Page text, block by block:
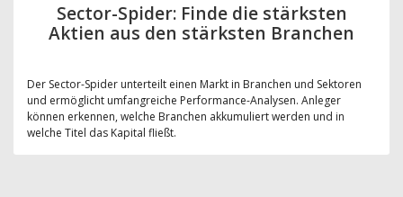
Sector-Spider: Finde die stärksten
Aktien aus den stärksten Branchen
Der Sector-Spider unterteilt einen Markt in Branchen und Sektoren
und ermöglicht umfangreiche Performance-Analysen. Anleger
können erkennen, welche Branchen akkumuliert werden und in
welche Titel das Kapital fließt.